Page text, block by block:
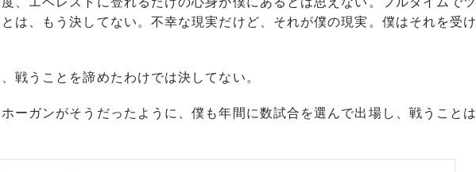
は、もう決してない。不幸な現実だけど、それが僕の現実。僕はそれを受け
戦うことを諦めたわけでは決してない。
ホーガンがそうだったように、僕も年間に数試合を選んで出場し、戦うことは